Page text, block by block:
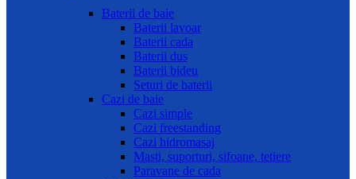
Baterii de baie
Baterii lavoar
Baterii cada
Baterii dus
Baterii bideu
Seturi de baterii
Cazi de baie
Cazi simple
Cazi freestanding
Cazi hidromasaj
Masti, suporturi, sifoane, tetiere
Paravane de cada